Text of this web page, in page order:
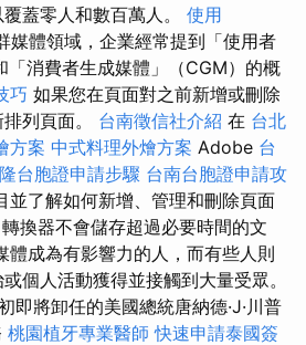
蓋零人和數百萬人。 使用
媒體領域，企業經常提到「使用者
「消費者生成媒體」（CGM）的概
巧 如果您在頁面對之前新增或刪除
列頁面。 台南徵信社介紹 在 台北
方案 中式料理外燴方案 Adob​​e 台
台胞證申請步驟 台南台胞證申請攻
並了解如何新增、管理和刪除頁面
換器不會儲存超過必要時間的文
體成為有影響力的人，而有些人則
個人活動獲得並接觸到大量受眾。
即將卸任的美國總統唐納德·J·川普
桃園植牙專業醫師 快速申請泰國簽